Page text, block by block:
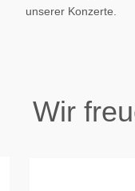
unserer Konzerte.
Wir